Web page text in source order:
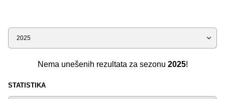
Sezona
Nema unešenih rezultata za sezonu 2025!
STATISTIKA